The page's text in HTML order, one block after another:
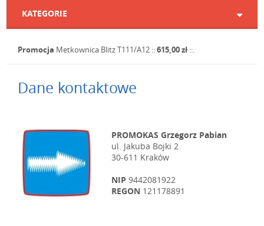
KATEGORIE
Promocja Metkownica Blitz T111/A12 ::615,00 zł ::.
Dane kontaktowe
PROMOKAS Grzegorz Pabian
ul. Jakuba Bojki 2
30-611 Kraków
NIP 9442081922
REGON 121178891